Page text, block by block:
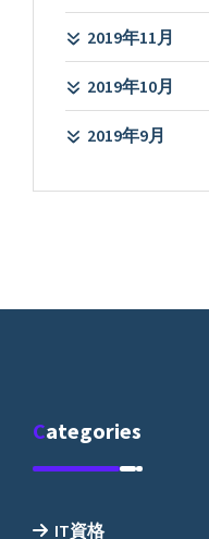
2019年11月
2019年10月
2019年9月
Categories
IT資格